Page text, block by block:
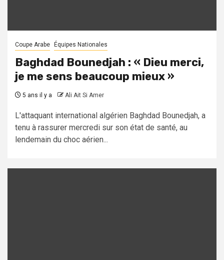
Coupe Arabe Équipes Nationales
Baghdad Bounedjah : « Dieu merci,
je me sens beaucoup mieux »
5 ans il y a Ali Ait Si Amer
L'attaquant international algérien Baghdad Bounedjah, a
tenu à rassurer mercredi sur son état de santé, au
lendemain du choc aérien...